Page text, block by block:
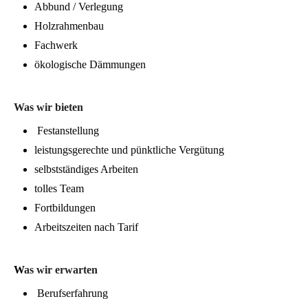
Abbund / Verlegung
Holzrahmenbau
Fachwerk
ökologische Dämmungen
Was wir bieten
Festanstellung
leistungsgerechte und pünktliche Vergütung
selbstständiges Arbeiten
tolles Team
Fortbildungen
Arbeitszeiten nach Tarif
Was wir erwarten
Berufserfahrung